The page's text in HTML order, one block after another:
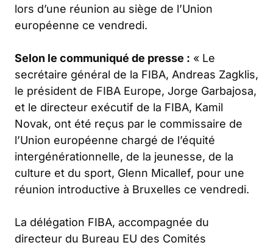
lors d’une réunion au siège de l’Union
européenne ce vendredi.
Selon le communiqué de presse : « Le
secrétaire général de la FIBA, Andreas Zagklis,
le président de FIBA Europe, Jorge Garbajosa,
et le directeur exécutif de la FIBA, Kamil
Novak, ont été reçus par le commissaire de
l’Union européenne chargé de l’équité
intergénérationnelle, de la jeunesse, de la
culture et du sport, Glenn Micallef, pour une
réunion introductive à Bruxelles ce vendredi.
La délégation FIBA, accompagnée du
directeur du Bureau EU des Comités